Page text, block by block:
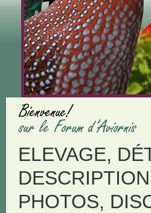
ELEVAGE,
PHOTOS,